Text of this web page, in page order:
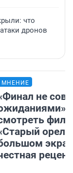
что
дронов
МНЕНИЕ
не
орел»